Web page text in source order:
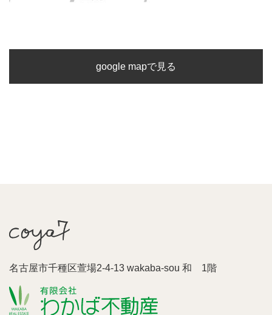
google mapで見る
名古屋市千種区萱場2-4-13 wakaba-sou 和 1階